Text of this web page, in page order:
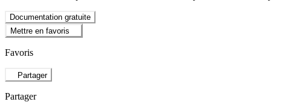
Documentation gratuite
Mettre en favoris
Favoris
Partager
Partager